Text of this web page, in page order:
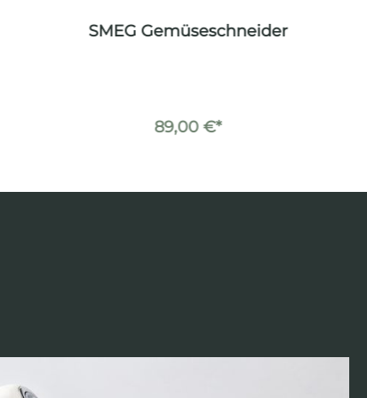
SMEG Gemüseschneider
89,00 €*